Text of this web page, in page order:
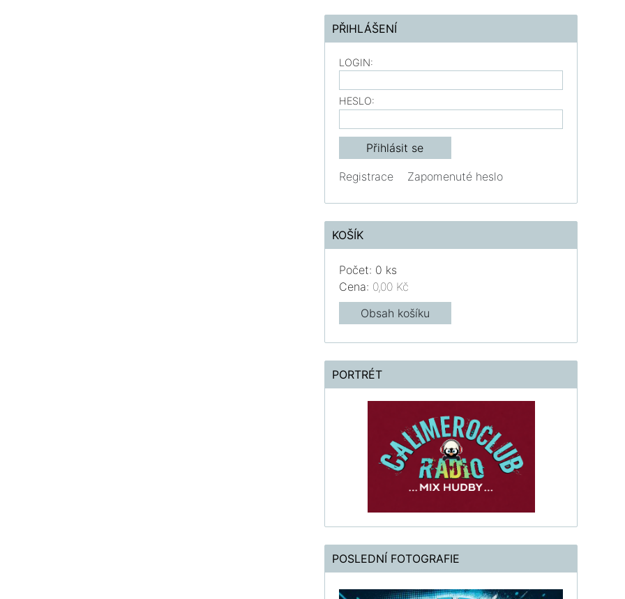
PŘIHLÁŠENÍ
LOGIN:
HESLO:
Registrace Zapomenuté heslo
KOŠÍK
Počet: 0 ks
Cena: 0,00 Kč
Obsah košíku
PORTRÉT
POSLEDNÍ FOTOGRAFIE